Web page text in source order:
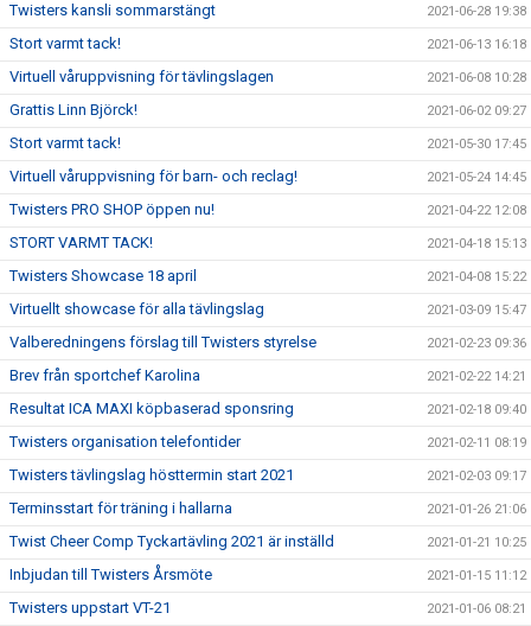
Twisters kansli sommarstängt 2021-06-28 19:38
Stort varmt tack! 2021-06-13 16:18
Virtuell våruppvisning för tävlingslagen 2021-06-08 10:28
Grattis Linn Björck! 2021-06-02 09:27
Stort varmt tack! 2021-05-30 17:45
Virtuell våruppvisning för barn- och reclag! 2021-05-24 14:45
Twisters PRO SHOP öppen nu! 2021-04-22 12:08
STORT VARMT TACK! 2021-04-18 15:13
Twisters Showcase 18 april 2021-04-08 15:22
Virtuellt showcase för alla tävlingslag 2021-03-09 15:47
Valberedningens förslag till Twisters styrelse 2021-02-23 09:36
Brev från sportchef Karolina 2021-02-22 14:21
Resultat ICA MAXI köpbaserad sponsring 2021-02-18 09:40
Twisters organisation telefontider 2021-02-11 08:19
Twisters tävlingslag hösttermin start 2021 2021-02-03 09:17
Terminsstart för träning i hallarna 2021-01-26 21:06
Twist Cheer Comp Tyckartävling 2021 är inställd 2021-01-21 10:25
Inbjudan till Twisters Årsmöte 2021-01-15 11:12
Twisters uppstart VT-21 2021-01-06 08:21